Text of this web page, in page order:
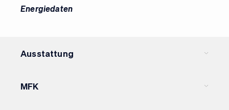
Energiedaten
Ausstattung
Optional Equipment
MFK